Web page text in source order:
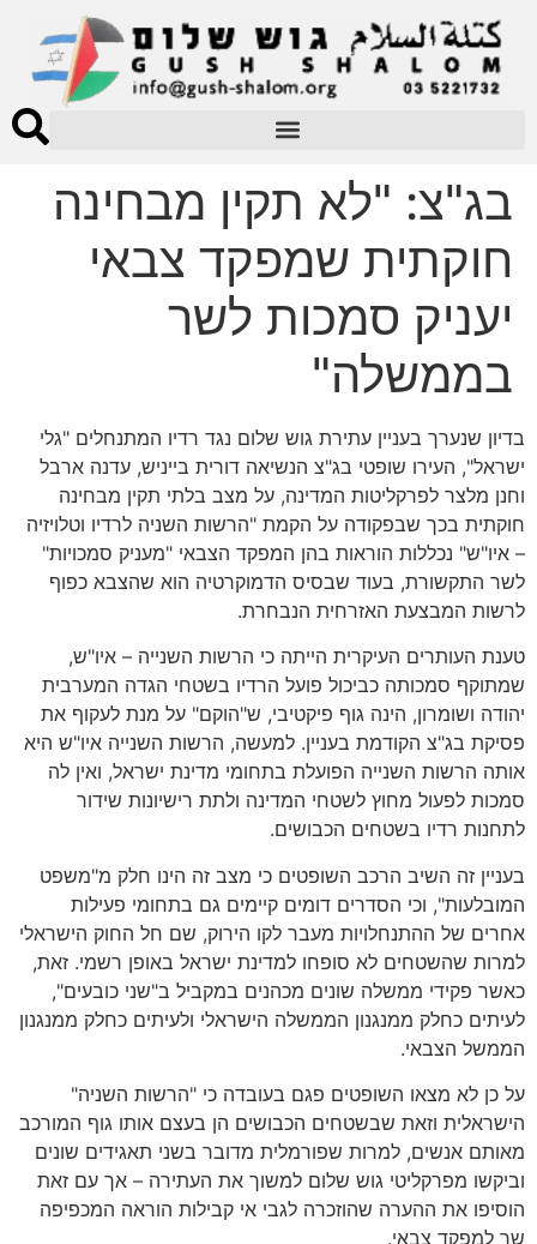
בג"צ: "לא תקין מבחינה
חוקתית שמפקד צבאי
יעניק סמכות לשר
בממשלה"
בדיון שנערך בעניין עתירת גוש שלום נגד רדיו המתנחלים "גלי
ישראל", העירו שופטי בג"צ הנשיאה דורית בייניש, עדנה ארבל
וחנן מלצר לפרקליטות המדינה, על מצב בלתי תקין מבחינה
חוקתית בכך שבפקודה על הקמת "הרשות השניה לרדיו וטלויזיה
– איו"ש" נכללות הוראות בהן המפקד הצבאי "מעניק סמכויות"
לשר התקשורת, בעוד שבסיס הדמוקרטיה הוא שהצבא כפוף
לרשות המבצעת האזרחית הנבחרת.
טענת העותרים העיקרית הייתה כי הרשות השנייה – איו"ש,
שמתוקף סמכותה כביכול פועל הרדיו בשטחי הגדה המערבית
יהודה ושומרון, הינה גוף פיקטיבי, ש"הוקם" על מנת לעקוף את
פסיקת בג"צ הקודמת בעניין. למעשה, הרשות השנייה איו"ש היא
אותה הרשות השנייה הפועלת בתחומי מדינת ישראל, ואין לה
סמכות לפעול מחוץ לשטחי המדינה ולתת רישיונות שידור
לתחנות רדיו בשטחים הכבושים.
בעניין זה השיב הרכב השופטים כי מצב זה הינו חלק מ"משפט
המובלעות", וכי הסדרים דומים קיימים גם בתחומי פעילות
אחרים של ההתנחלויות מעבר לקו הירוק, שם חל החוק הישראלי
למרות שהשטחים לא סופחו למדינת ישראל באופן רשמי. זאת,
כאשר פקידי ממשלה שונים מכהנים במקביל ב"שני כובעים",
לעיתים כחלק ממנגנון הממשלה הישראלי ולעיתים כחלק ממנגנון
הממשל הצבאי.
על כן לא מצאו השופטים פגם בעובדה כי "הרשות השניה"
הישראלית וזאת שבשטחים הכבושים הן בעצם אותו גוף המורכב
מאותם אנשים, למרות שפורמלית מדובר בשני תאגידים שונים
וביקשו מפרקליטי גוש שלום למשוך את העתירה – אך עם זאת
הוסיפו את ההערה שהוזכרה לגבי אי קבילות הוראה המכפיפה
שר למפקד צבאי.